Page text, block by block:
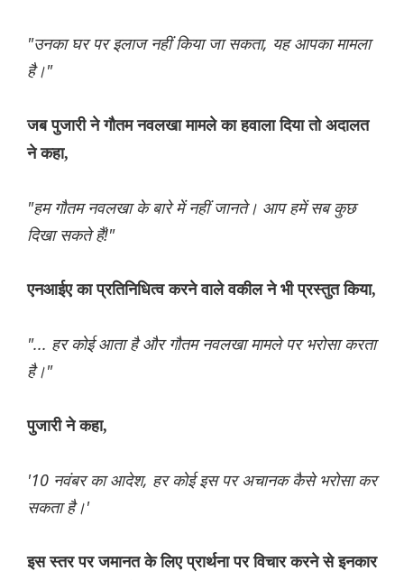
"उनका घर पर इलाज नहीं किया जा सकता, यह आपका मामला
है।"
जब पुजारी ने गौतम नवलखा मामले का हवाला दिया तो अदालत
ने कहा,
"हम गौतम नवलखा के बारे में नहीं जानते। आप हमें सब कुछ
दिखा सकते हैं!"
एनआईए का प्रतिनिधित्व करने वाले वकील ने भी प्रस्तुत किया,
"... हर कोई आता है और गौतम नवलखा मामले पर भरोसा करता
है।"
पुजारी ने कहा,
'10 नवंबर का आदेश, हर कोई इस पर अचानक कैसे भरोसा कर
सकता है।'
इस स्तर पर जमानत के लिए प्रार्थना पर विचार करने से इनकार